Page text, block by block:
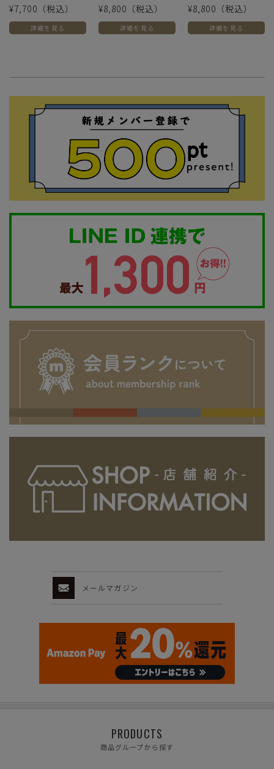
¥7,700 （税込）
詳細を見る
¥8,800 （税込）
詳細を見る
¥8,800 （税込）
詳細を見る
メールマガジン
PRODUCTS
商品グループから探す